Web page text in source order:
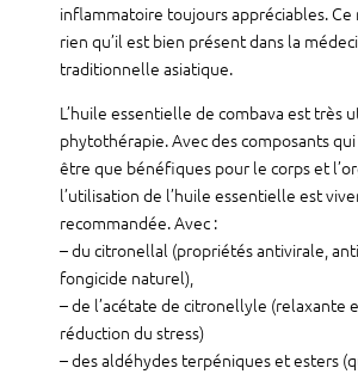
inflammatoire toujours appréciables. Ce
rien qu’il est bien présent dans la
traditionnelle asiatique.
L’huile essentielle de combava est très
phytothérapie. Avec des composants
être que bénéfiques pour le corps et
l’utilisation de l’huile essentielle est
recommandée. Avec :
– du citronellal (propriétés antivirale,
fongicide naturel),
– de l’acétate de citronellyle (relaxante
réduction du stress)
– des aldéhydes terpéniques et esters